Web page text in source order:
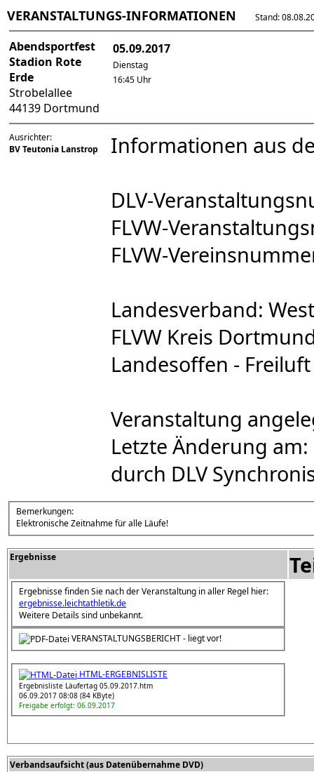
VERANSTALTUNGS-INFORMATIONEN Stand:
Abendsportfest
Stadion Rote
Erde
Strobelallee
44139 Dortmund
05.09.2017
Dienstag
16:45 Uhr
Ausrichter:
BV Teutonia Lanstrop
Informationen aus
DLV-
FLVW-
FLVW-
Landesverband:
FLVW Kreis
Landesoffen -
Veranstaltung
Letzte Änderung am:
durch DLV
Bemerkungen:
Elektronische Zeitnahme für alle Läufe!
Ergebnisse
Ergebnisse finden Sie nach der Veranstaltung in aller Regel hier:
ergebnisse.leichtathletik.de
Weitere Details sind unbekannt.
VERANSTALTUNGSBERICHT - liegt vor!
HTML-ERGEBNISLISTE
Ergebnisliste Läufertag 05.09.2017.htm
06.09.2017 08:08 (84 KByte)
Freigabe erfolgt: 06.09.2017
Verbandsaufsicht (aus Datenübernahme DVD)